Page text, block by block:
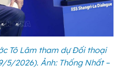
Tô Lâm tham dự Đối thoại
5/2026). Ảnh: Thống Nhất –